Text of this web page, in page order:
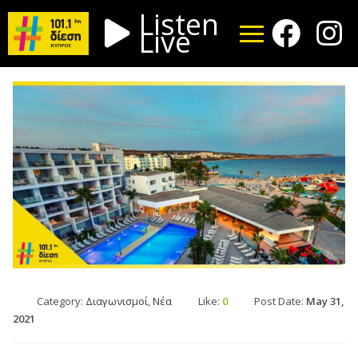
Listen
Live
Category: Διαγωνισμοί,Νέα Like: 0 Post Date: May 31,
2021